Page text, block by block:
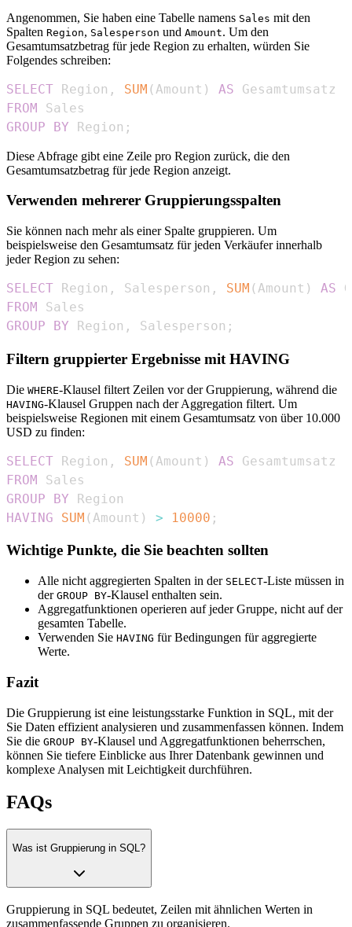
Angenommen, Sie haben eine Tabelle namens Sales mit den
Spalten Region, Salesperson und Amount. Um den
Gesamtumsatzbetrag für jede Region zu erhalten, würden Sie
Folgendes schreiben:
SELECT Region , SUM ( Amount ) AS
FROM
GROUP
BY Region ;
Diese Abfrage gibt eine Zeile pro Region zurück, die den
Gesamtumsatzbetrag für jede Region anzeigt.
Verwenden mehrerer Gruppierungsspalten
Sie können nach mehr als einer Spalte gruppieren. Um
beispielsweise den Gesamtumsatz für jeden Verkäufer innerhalb
jeder Region zu sehen:
SELECT Region , Salesperson , SUM (Amount )
AS
FROM
GROUP
BY Region , Salesperson ;
Filtern gruppierter Ergebnisse mit HAVING
Die WHERE-Klausel filtert Zeilen vor der Gruppierung, während die
HAVING-Klausel Gruppen nach der Aggregation filtert. Um
beispielsweise Regionen mit einem Gesamtumsatz von über 10.000
USD zu finden:
SELECT Region , SUM ( Amount ) AS
FROM
GROUP
BY
HAVING
SUM ( Amount ) > 10000 ;
Wichtige Punkte, die Sie beachten sollten
Alle nicht aggregierten Spalten in der SELECT-Liste müssen in
der GROUP BY-Klausel enthalten sein.
Aggregatfunktionen operieren auf jeder Gruppe, nicht auf der
gesamten Tabelle.
Verwenden Sie HAVING für Bedingungen für aggregierte
Werte.
Fazit
Die Gruppierung ist eine leistungsstarke Funktion in SQL, mit der
Sie Daten effizient analysieren und zusammenfassen können. Indem
Sie die GROUP BY-Klausel und Aggregatfunktionen beherrschen,
können Sie tiefere Einblicke aus Ihrer Datenbank gewinnen und
komplexe Analysen mit Leichtigkeit durchführen.
FAQs
Was ist Gruppierung in SQL?
Gruppierung in SQL bedeutet, Zeilen mit ähnlichen Werten in
zusammenfassende Gruppen zu organisieren.